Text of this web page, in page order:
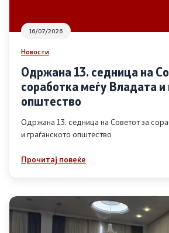
Извештаи
Список на ОЈИ
Контакт
Контакт
Линкови
Изјава за пристапност
16/07/2026
Новости
Одржана 13. седница на
соработка меѓу Владата и
општество
Одржана 13. седница на Советот за
и граѓанското општество
Прочитај повеќе